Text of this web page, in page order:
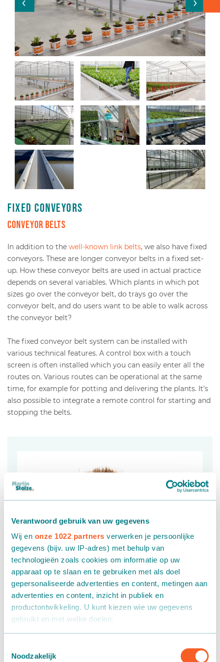
Verantwoord gebruik van uw gegevens
Wij en onze 1022 partners verwerken je persoonlijke
gegevens (bijv. uw IP-adres) met behulp van
technologieën zoals cookies om informatie op uw
apparaat op te slaan en te gebruiken met als doel
gepersonaliseerde advertenties en content, metingen aan
advertenties en content, inzicht in publiek en
productontwikkeling. U kunt kiezen wie uw gegevens
gebruikt en met welke doelen.
Informatie verzamelen over uw geografische locatie,
Noodzakelijk
Fixed conveyors
Conveyor belts
In addition to the well-known link belts, we also have fixed
conveyors. These are longer conveyor belts in a fixed set-
up. How these conveyor belts are used in actual practice
depends on several variables. Which plants in which pot
sizes go over the conveyor belt, do trays go over the
conveyor belt, and do users want to be able to walk across
the conveyor belt?
The fixed conveyor belt system can be installed with
various technical features. A control box with a touch
screen is often installed which you can easily enter all the
routes on. Various routes can be operational at the same
time, for example for potting and delivering the plants. It’s
also possible to integrate a remote control for starting and
stopping the belts.
Box transport
Packaging - Wrapping - Sorting
Accessories